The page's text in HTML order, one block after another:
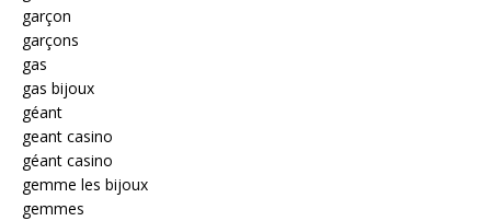
garçon
garçons
gas
gas bijoux
géant
geant casino
géant casino
gemme les bijoux
gemmes